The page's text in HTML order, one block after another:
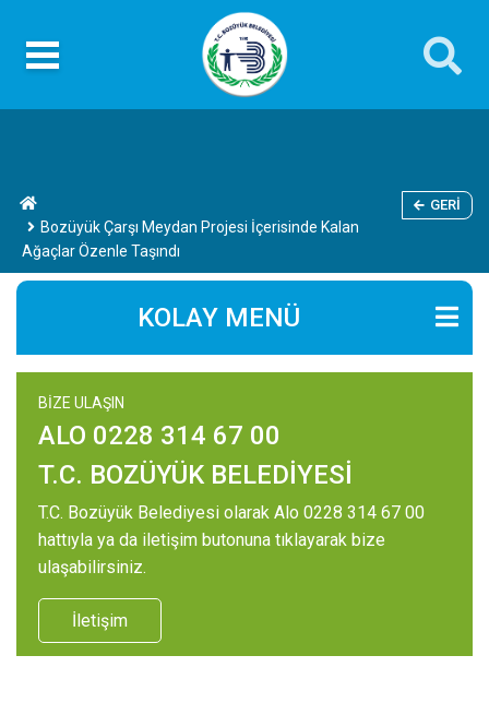
Bozüyük Çarşı Meydan Projesi İçerisinde Kalan
Ağaçlar Özenle Taşındı
GERI
KOLAY MENÜ
BİZE ULAŞIN
ALO 0228 314 67 00
T.C. BOZÜYÜK BELEDİYESİ
T.C. Bozüyük Belediyesi olarak Alo 0228 314 67 00
hattıyla ya da iletişim butonuna tıklayarak bize
ulaşabilirsiniz.
İletişim